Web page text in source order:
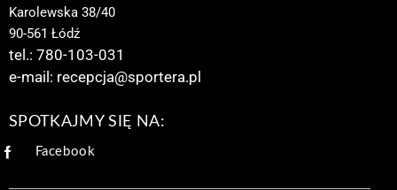
Karolewska 38/40
90-561 Łódź
tel.: 780-103-031
e-mail: recepcja@sportera.pl
SPOTKAJMY SIĘ NA:
Facebook